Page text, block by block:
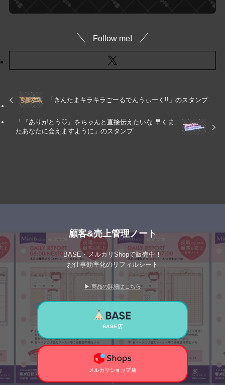
Follow me!
「きんたまキラキラごーるでんうぃーく!!」のスタンプ
「『ありがとう♡』をちゃんと直接伝えたいな 早くま
たあなたに会えますように」のスタンプ
顧客&売上管理ノート
BASE・メルカリShopで販売中！
お仕事効率化のリフィルシート
▶ 商品の詳細はこちら
BASE店
メルカリショップ店